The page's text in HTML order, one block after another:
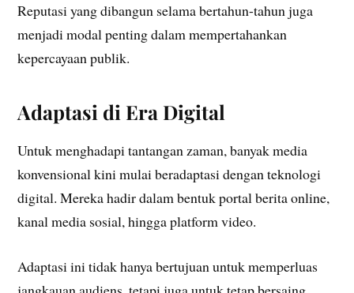
Reputasi yang dibangun selama bertahun-tahun juga
menjadi modal penting dalam mempertahankan
kepercayaan publik.
Adaptasi di Era Digital
Untuk menghadapi tantangan zaman, banyak media
konvensional kini mulai beradaptasi dengan teknologi
digital. Mereka hadir dalam bentuk portal berita online,
kanal media sosial, hingga platform video.
Adaptasi ini tidak hanya bertujuan untuk memperluas